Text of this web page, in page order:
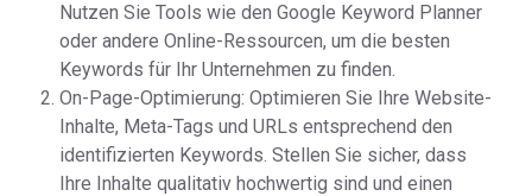
Nutzen Sie Tools wie den Google Keyword Planner
oder andere Online-Ressourcen, um die besten
Keywords für Ihr Unternehmen zu finden.
On-Page-Optimierung: Optimieren Sie Ihre Website-
Inhalte, Meta-Tags und URLs entsprechend den
identifizierten Keywords. Stellen Sie sicher, dass
Ihre Inhalte qualitativ hochwertig sind und einen